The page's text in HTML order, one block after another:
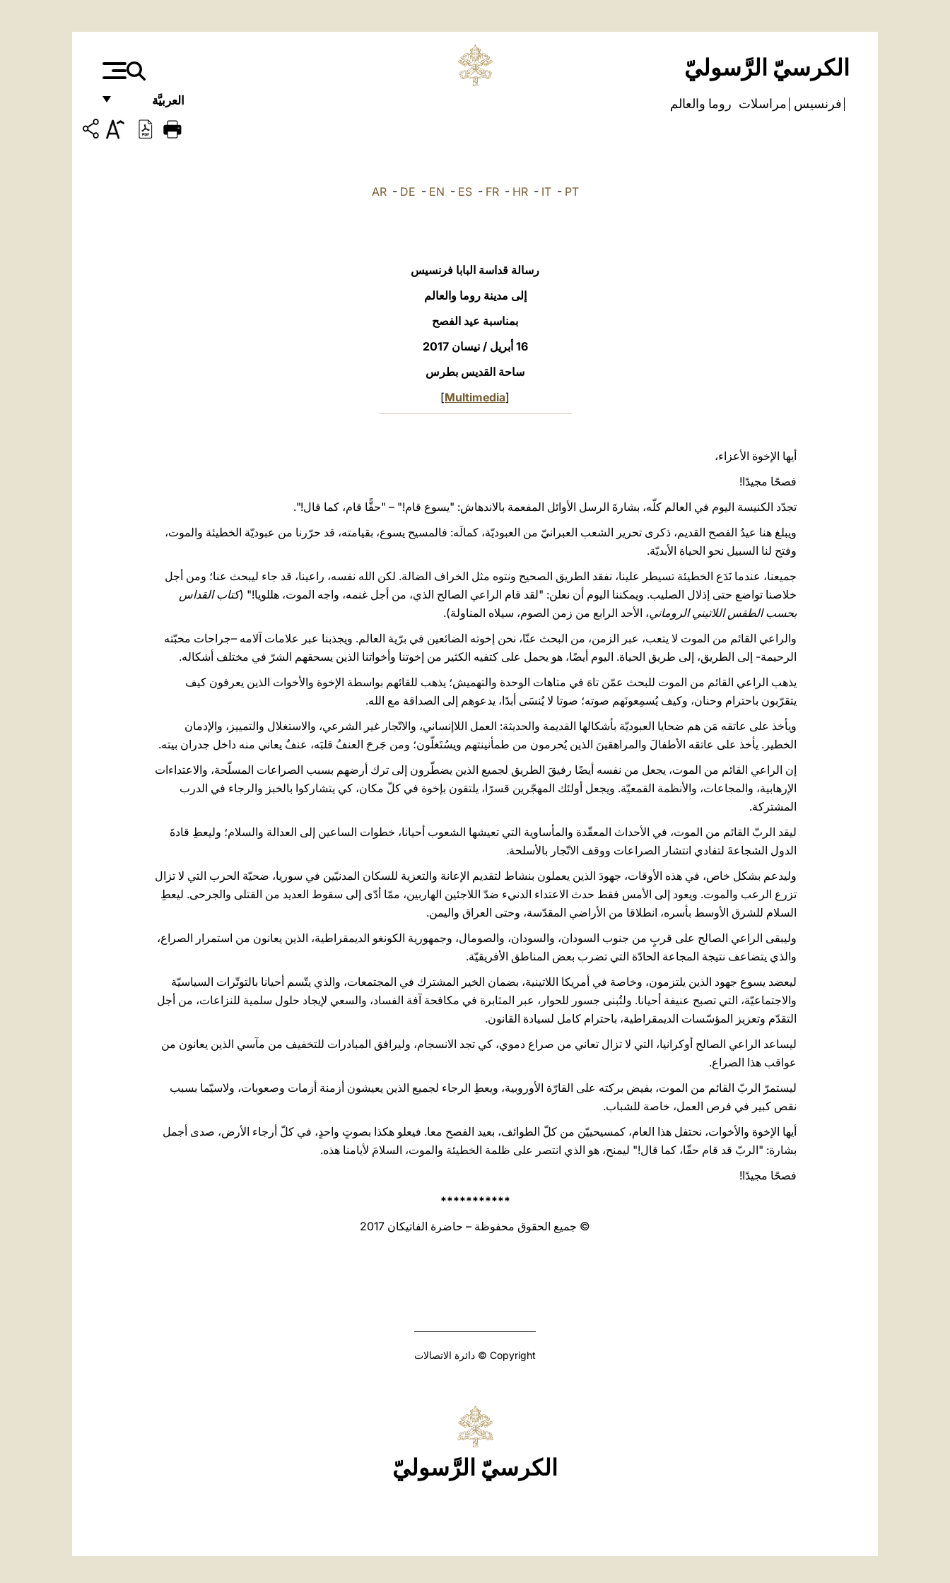
الكرسيّ الرَّسوليّ
العربيَّة
FRANÇAIS
فرنسيس مراسلات روما والعالم
AR- DE - EN - ES- FR- HR- IT- PT
رسالة قداسة البابا فرنسيس
إلى مدينة روما والعالم
بمناسبة عيد الفصح
16 أبريل / نيسان 2017
ساحة القديس بطرس
[
Multimedia
]
أيها الإخوة الأعزاء،
فصحًا مجيدًا!
تجدّد الكنيسة اليوم في العالم كلّه، بشارةَ الرسل الأوائل المفعمة بالاندهاش: "يسوع قام!" – "حقًّا قام، كما قال!".
ويبلغ هنا عيدُ الفصح القديم، ذكرى تحرير الشعب العبرانيّ من العبوديّة، كمالَه: فالمسيح يسوع، بقيامته، قد حرّرنا من عبوديّة الخطيئة والموت،
وفتح لنا السبيل نحو الحياة الأبديّة.
جميعنا، عندما نَدَع الخطيئة تسيطر علينا، نفقد الطريق الصحيح ونتوه مثل الخراف الضالة. لكن الله نفسه، راعينا، قد جاء ليبحث عنا؛ ومن أجل
خلاصنا تواضع حتى إذلال الصليب. ويمكننا اليوم أن نعلن: "لقد قام الراعي الصالح الذي، من أجل غنمه، واجه الموت، هللويا!" (كتاب القداس
بحسب الطقس اللاتيني الروماني، الأحد الرابع من زمن الصوم، سيلاه المناولة).
والراعي القائم من الموت لا يتعب، عبر الزمن، من البحث عنّا، نحن إخوته الضائعين في برّية العالم. ويجذبنا عبر علامات آلامه –جراحات محبّته
الرحيمة- إلى الطريق، إلى طريق الحياة. اليوم أيضًا، هو يحمل على كتفيه الكثير من إخوتنا وأخواتنا الذين يسحقهم الشرّ في مختلف أشكاله.
يذهب الراعي القائم من الموت للبحث عمّن تاهَ في متاهات الوحدة والتهميش؛ يذهب للقائهم بواسطة الإخوة والأخوات الذين يعرفون كيف
يتقرّبون باحترام وحنان، وكيف يُسمِعونَهم صوته؛ صوتا لا يُنسَى أبدًا، يدعوهم إلى الصداقة مع الله.
ويأخذ على عاتقه مَن هم ضحايا العبوديّة بأشكالها القديمة والحديثة: العمل اللاإنساني، والاتّجار غير الشرعي، والاستغلال والتمييز، والإدمان
الخطير. يأخذ على عاتقه الأطفالَ والمراهقينَ الذين يُحرمون من طمأنينتهم ويسُتَغلّون؛ ومن جَرحَ العنفُ قلبَه، عنفٌ يعاني منه داخل جدران بيته.
إن الراعي القائم من الموت، يجعل من نفسه أيضًا رفيقَ الطريق لجميع الذين يضطّرون إلى ترك أرضهم بسبب الصراعات المسلّحة، والاعتداءات
الإرهابية، والمجاعات، والأنظمة القمعيّة. ويجعل أولئك المهجّرين قسرًا، يلتقون بإخوة في كلّ مكان، كي يتشاركوا بالخبز والرجاء في الدرب
المشتركة.
ليقد الربّ القائم من الموت، في الأحداث المعقّدة والمأساوية التي تعيشها الشعوب أحيانا، خطوات الساعين إلى العدالة والسلام؛ وليعطِ قادةَ
الدول الشجاعةَ لتفادي انتشار الصراعات ووقف الاتّجار بالأسلحة.
وليدعم بشكل خاص، في هذه الأوقات، جهودَ الذين يعملون بنشاط لتقديم الإعانة والتعزية للسكان المدنيّين في سوريا، ضحيّة الحرب التي لا تزال
تزرع الرعب والموت. ويعود إلى الأمس فقط حدث الاعتداء الدنيء ضدّ اللاجئين الهاربين، ممّا أدّى إلى سقوط العديد من القتلى والجرحى. ليعطِ
السلام للشرق الأوسط بأسره، انطلاقا من الأراضي المقدّسة، وحتى العراق واليمن.
وليبقى الراعي الصالح على قربٍ من جنوب السودان، والسودان، والصومال، وجمهورية الكونغو الديمقراطية، الذين يعانون من استمرار الصراع،
والذي يتضاعف نتيجة المجاعة الحادّة التي تضرب بعض المناطق الأفريقيّة.
ليعضد يسوع جهود الذين يلتزمون، وخاصة في أمريكا اللاتينية، بضمان الخير المشترك في المجتمعات، والذي يتّسم أحيانا بالتوتّرات السياسيّة
والاجتماعيّة، التي تصبح عنيفة أحيانا. ولتُبنى جسور للحوار، عبر المثابرة في مكافحة آفة الفساد، والسعي لإيجاد حلول سلمية للنزاعات، من أجل
التقدّم وتعزيز المؤسّسات الديمقراطية، باحترام كامل لسيادة القانون.
ليساعد الراعي الصالح أوكرانيا، التي لا تزال تعاني من صراع دموي، كي تجد الانسجام، وليرافق المبادرات للتخفيف من مآسي الذين يعانون من
عواقب هذا الصراع.
ليستمرّ الربّ القائم من الموت، بفيض بركته على القارّة الأوروبية، ويعطِ الرجاء لجميع الذين يعيشون أزمنة أزمات وصعوبات، ولاسيّما بسبب
نقص كبير في فرص العمل، خاصة للشباب.
أيها الإخوة والأخوات، نحتفل هذا العام، كمسيحييّن من كلّ الطوائف، بعيد الفصح معا. فيعلو هكذا بصوتٍ واحدٍ، في كلّ أرجاء الأرض، صدى أجمل
بشارة: "الربّ قد قام حقّا، كما قال!" ليمنح، هو الذي انتصر على ظلمة الخطيئة والموت، السلامَ لأيامنا هذه.
فصحًا مجيدًا!
***********
© جميع الحقوق محفوظة – حاضرة الفاتيكان 2017
Copyright © دائرة الاتصالات
الكرسيّ الرَّسوليّ